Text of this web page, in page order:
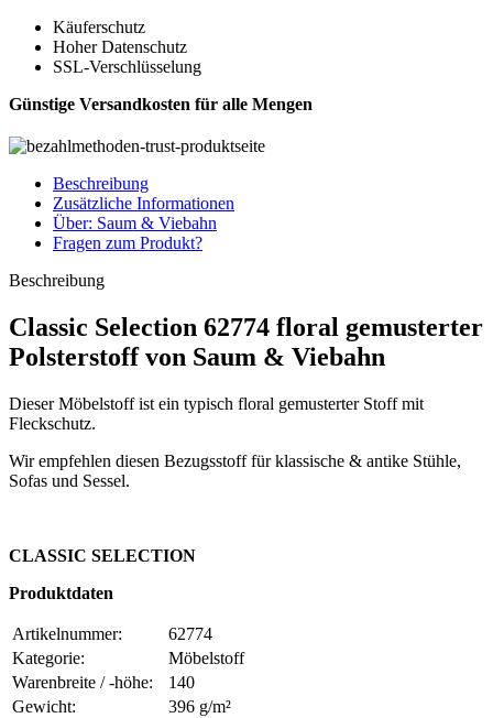
Käuferschutz
Hoher Datenschutz
SSL-Verschlüsselung
Günstige Versandkosten für alle Mengen
Beschreibung
Zusätzliche Informationen
Über: Saum & Viebahn
Fragen zum Produkt?
Beschreibung
Classic Selection 62774 floral gemusterter
Polsterstoff von Saum & Viebahn
Dieser Möbelstoff ist ein typisch floral gemusterter Stoff mit
Fleckschutz.
Wir empfehlen diesen Bezugsstoff für klassische & antike Stühle,
Sofas und Sessel.
CLASSIC SELECTION
Produktdaten
Artikelnummer:
62774
Kategorie:
Möbelstoff
Warenbreite / -höhe:
140
Gewicht:
396 g/m²